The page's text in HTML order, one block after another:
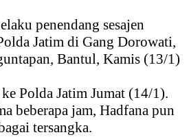
penendang sesajen
Jatim di Gang Dorowati,
Bantul, Kamis (13/1)
Polda Jatim Jumat (14/1).
beberapa jam, Hadfana pun
tersangka.